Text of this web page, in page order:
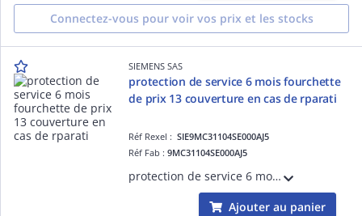
Connectez-vous pour voir vos prix et les stocks
SIEMENS SAS
protection de service 6 mois fourchette
de prix 13 couverture en cas de rparati
Réf Rexel :SIE9MC31104SE000AJ5
Réf Fab :9MC31104SE000AJ5
protection de service 6 mois fourchette de prix 13 couverture en cas de rparation du chssis basse tension hydrorfrigr SINAMICS S120 avec une priode de prestation largie de 6 mois La protection de service 6 mois doit tre achete le j ECCN:EAR
Ajouter au panier